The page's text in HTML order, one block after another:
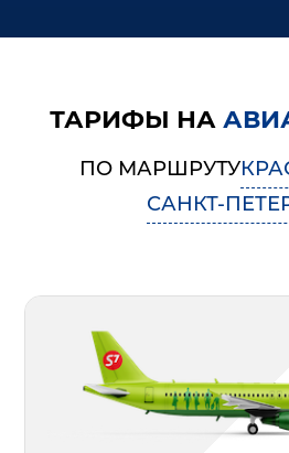
ТАРИФЫ НА
ПО МАРШРУТУ
САНКТ-